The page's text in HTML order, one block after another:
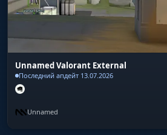
Unnamed Valorant External
Последний апдейт 13.07.2026
Unnamed